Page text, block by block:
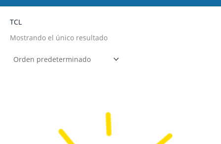
TCL
Mostrando el único resultado